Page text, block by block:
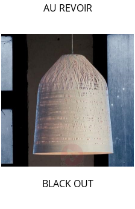
AU REVOIR
BLACK OUT